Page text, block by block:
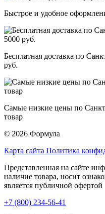
Быстрое и удобное
Бесплатная доставка по
руб.
Самые низкие цены по
товар
© 2026 Формула
Карта сайта Политика
Представленная на сайте
наличие товара, носит
является публичной офертой
+7 (800) 234-56-41